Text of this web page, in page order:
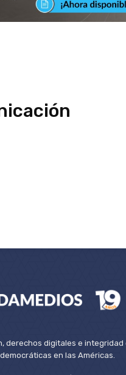
derechos digitales e
en las Américas.